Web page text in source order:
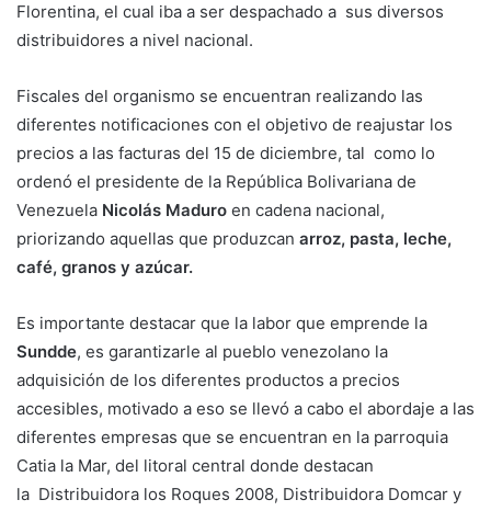
Florentina, el cual iba a ser despachado a sus diversos
distribuidores a nivel nacional.
Fiscales del organismo se encuentran realizando las
diferentes notificaciones con el objetivo de reajustar los
precios a las facturas del 15 de diciembre, tal como lo
ordenó el presidente de la República Bolivariana de
Venezuela Nicolás Maduro en cadena nacional,
priorizando aquellas que produzcan arroz, pasta, leche,
café, granos y azúcar.
Es importante destacar que la labor que emprende la
Sundde, es garantizarle al pueblo venezolano la
adquisición de los diferentes productos a precios
accesibles, motivado a eso se llevó a cabo el abordaje a las
diferentes empresas que se encuentran en la parroquia
Catia la Mar, del litoral central donde destacan
la Distribuidora los Roques 2008, Distribuidora Domcar y